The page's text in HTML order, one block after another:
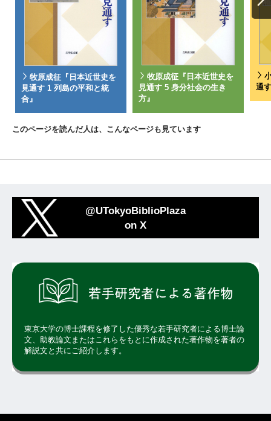
牧原成征『日本近世史を
見通す 1 列島の平和と統
合』
牧原成征『日本近世史を
見通す 5 身分社会の生き
方』
通
このページを読んだ人は、こんなページも見ています
@UTokyoBiblioPlaza
on X
東京大学の博士課程を修了した優秀な若手研究者による博士論
文、助教論文またはこれらをもとに作成された著作物を著者の
解説文と共にご紹介します。